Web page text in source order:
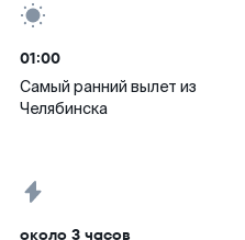
01:00
Самый ранний вылет из
Челябинска
около 3 часов